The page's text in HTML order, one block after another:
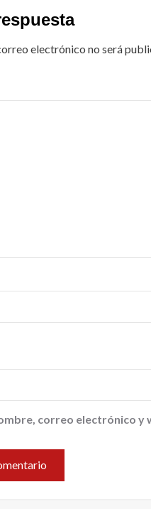
electrónico no será
correo electrónico y